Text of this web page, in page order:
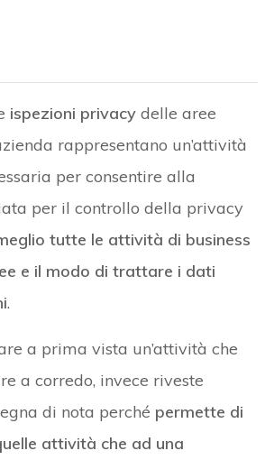
ispezioni privacydelle aree
rappresentano un’attività
per consentire alla
per il controllo della privacy
tutte le attività di business
e il modo di trattare i dati
.
a prima vista un’attività che
a corredo, invece riveste
di nota perché permette di
attività che ad una